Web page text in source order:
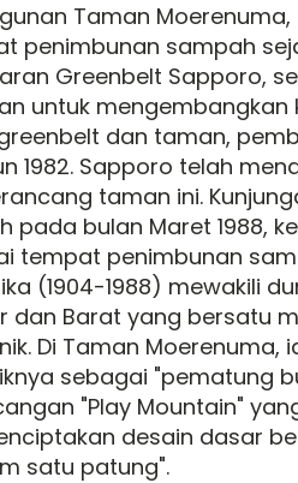
Taman
penimbunan sampah
Greenbelt Sapporo,
untuk
dan taman,
1982. Sapporo telah
taman ini.
pada bulan Maret 1988,
tempat penimbunan
(1904-1988) mewakili
dan Barat yang bersatu
Di Taman Moerenuma,
sebagai "pematung
"Play Mountain"
desain dasar
satu patung".